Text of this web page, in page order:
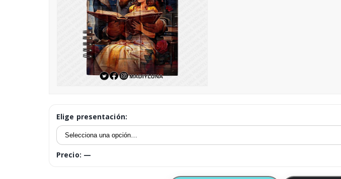
Elige presentación:
Precio: —